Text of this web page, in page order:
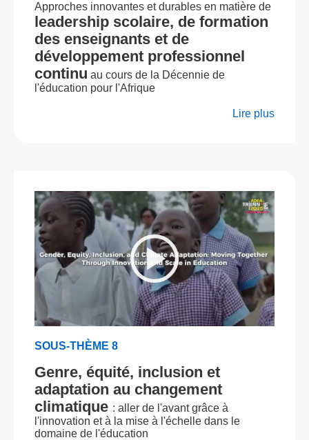
Approches innovantes et durables en matière de
leadership scolaire, de formation
des enseignants et de
développement professionnel
continu au cours de la Décennie de
l'éducation pour l'Afrique
Lire plus
SOUS-THÈME 8
Genre, équité, inclusion et
adaptation au changement
climatique : aller de l'avant grâce à
l'innovation et à la mise à l'échelle dans le
domaine de l'éducation